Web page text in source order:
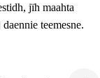
jïh maahta
teemesne.